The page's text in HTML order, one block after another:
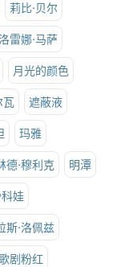
莉比·贝尔
洛雷娜·马萨
月光的颜色
瓦 遮蔽液
玛雅
德·穆利克 明潭
娃
斯·洛佩兹
剧粉红